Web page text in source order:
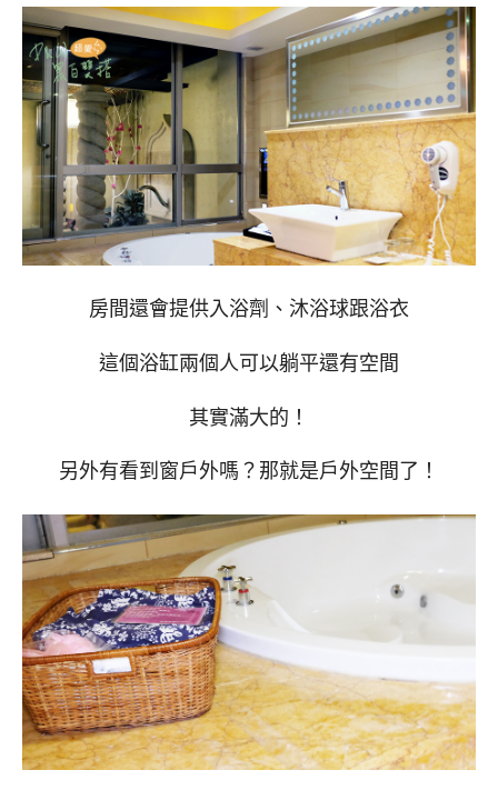
房間還會提供入浴劑、沐浴球跟浴衣
這個浴缸兩個人可以躺平還有空間
其實滿大的！
另外有看到窗戶外嗎？那就是戶外空間了！